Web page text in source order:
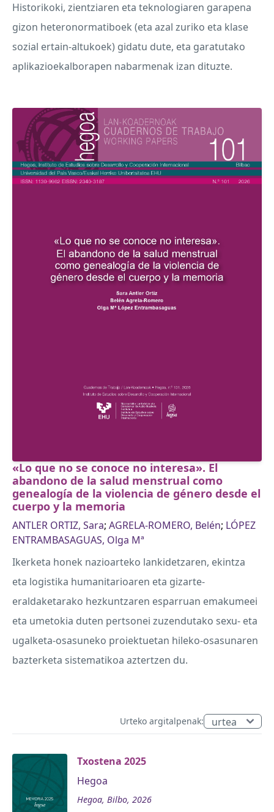
Historikoki, zientziaren eta teknologiaren garapena
gizon heteronormatiboek (eta azal zuriko eta klase
sozial ertain-altukoek) gidatu dute, eta garatutako
aplikazioekalborapen nabarmenak izan dituzte.
«Lo que no se conoce no interesa». El
abandono de la salud menstrual como
genealogía de la violencia de género desde el
cuerpo y la memoria
ANTLER ORTIZ, Sara; AGRELA-ROMERO, Belén; LÓPEZ
ENTRAMBASAGUAS, Olga Mª
Ikerketa honek nazioarteko lankidetzaren, ekintza
eta logistika humanitarioaren eta gizarte-
eraldaketarako hezkuntzaren esparruan emakumeei
eta umetokia duten pertsonei zuzendutako sexu- eta
ugalketa-osasuneko proiektuetan hileko-osasunaren
bazterketa sistematikoa aztertzen du.
Urteko argitalpenak:
Txostena 2025
Hegoa
Hegoa, Bilbo, 2026